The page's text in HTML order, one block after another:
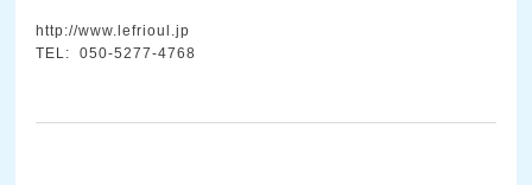
http://www.lefrioul.jp
TEL: 050-5277-4768